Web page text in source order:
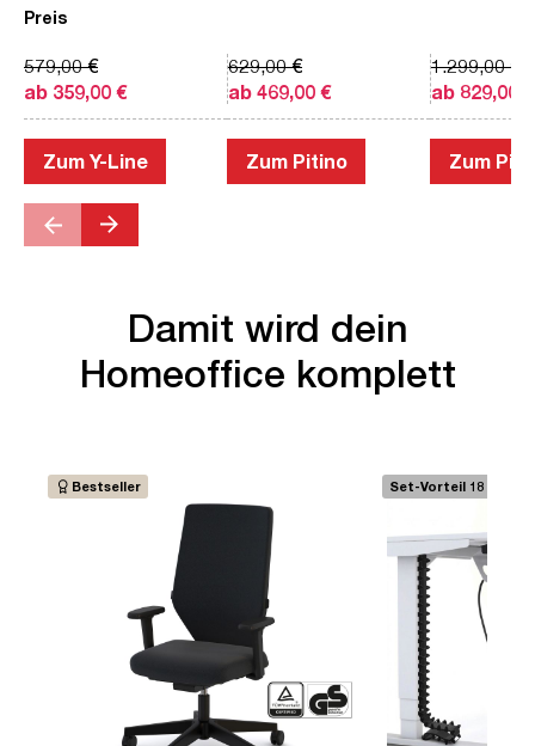
Preis
ab 359,00 €
579,00 €
Zum Y-Line
ab 469,00 €
629,00 €
Zum Pitino
ab 829,00 €
1.299,00 €
Zum
Damit wird dein
Homeoffice komplett
Bestseller Set-Vorteil 18 €